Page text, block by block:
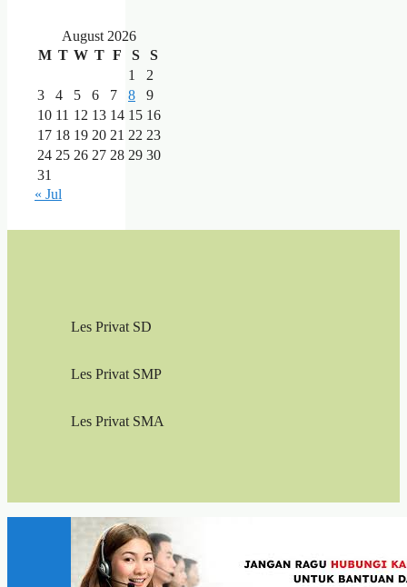
August 2026
M T W T F S
S
1
2
3
4 5 6 7 8
9
10 11 12 13 14 15 16
17 18 19 20 21 22 23
24 25 26 27 28 29 30
31
« Jul
Les Privat SD
Les Privat SMP
Les Privat SMA